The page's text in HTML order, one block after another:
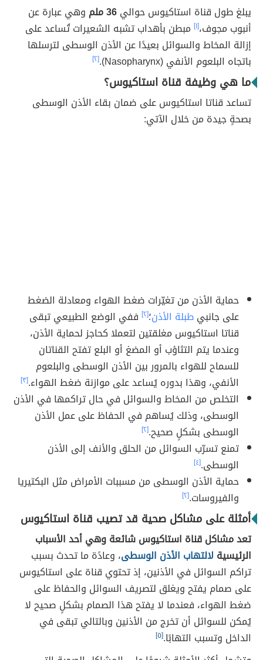
يبلغ طول قناة استاكيوس حوالي36 ملم
وهي عبارة عن
أنبوب مجوف،[١] مبطن بأهداب تشبه الشعيرات تُساعد على
إزالة المخاط والسوائل بعيدًا عن الأذن الوسطى لترسلها
باتجاه البلعوم الأنفي (Nasopharynx).
[٢]
ما هي وظيفة قناة استاكيوس؟
تساعد قناتا استاكيوس على ضمان بقاء الأذن الوسطى
بصحةٍ جيدة من خلال الآتي:
حماية الأذن من تغيّرات ضغط الهواء ومعادلة الضغط
على جانبيطبلة الأذن؛[٢] ففي الوضع الطبيعي تبقى
قناتا استاكيوس مغلقتين لتعملا كحاجز لحماية الأذن،
وعندما يتم التثاؤب أو المضغ أو البلع تفتح القناتان
للسماح للهواء بالمرور بين الأذن الوسطى والبلعوم
الأنفي، وهذا بدوره يُساعد على موازنة ضغط الهواء.[٣]
التخلص من المخاط والسوائل في حال تراكمها في الأذن
الوسطى، وذلك يُساهم في الحفاظ على عمل الأذن
الوسطى بشكلٍ صحيح.[٢]
تمنع تسرّب السوائل من الحلق والأنف إلى الأذن
الوسطى.[٤]
حماية الأذن الوسطى من مسببات الأمراض مثل البكتيريا
والفيروسات.[٢]
أمثلة على مشاكل صحية قد تصيب قناة استاكيوس
تعد مشاكل قناة استاكيوس شائعة وهي أحد الأسباب
الرئيسية لالتهاب الأذن الوسطى، وعادًة ما تحدث بسبب
تراكم السوائل في الأذنين، إذ تحتوي قناة على استاكيوس
على صمام يفتح ويغلق لتصريف السوائل والحفاظ على
ضغط الهواء، فعندما لا يفتح هذا الصمام بشكلٍ صحيح لا
يُمكن للسوائل أن تخرج من الأذنين وبالتالي تبقى في
الداخل وتسبب التهابًا.[٥]